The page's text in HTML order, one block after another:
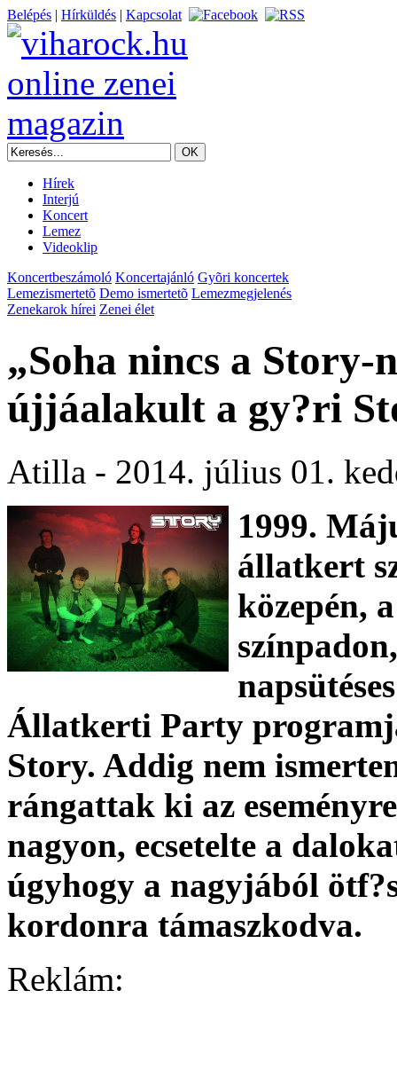
Belépés | Hírküldés | Kapcsolat
Hírek
Interjú
Koncert
Lemez
Videoklip
Koncertbeszámoló Koncertajánló Gyõri koncertek
Lemezismertetõ Demo ismertetõ Lemezmegjelenés
Zenekarok hírei Zenei élet
„Soha nincs a Story-
újjáalakult a gy?ri
Atilla - 2014. július 01.
1999.
állatkert
közepén,
Állatkerti Party
Story. Addig nem
rángattak ki az
nagyon, ecsetelte a
úgyhogy a nagyjából
kordonra támaszkodva.
Reklám: